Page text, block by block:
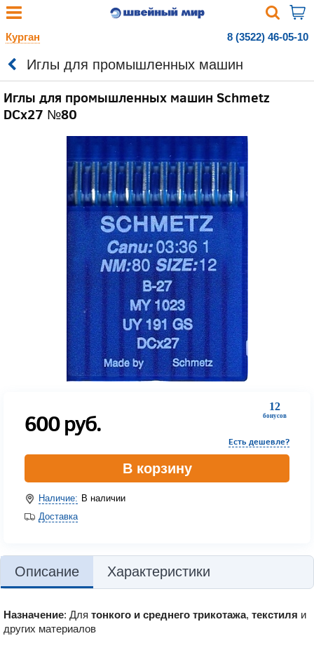
Курган 8 (3522) 46-05-10
Иглы для промышленных машин
Иглы для промышленных машин Schmetz
DCx27 №80
12
бонусов
600руб.
Есть дешевле?
В корзину
Наличие: В наличии
Доставка
Описание Характеристики
Назначение: Для тонкого и среднего трикотажа, текстиля и
других материалов